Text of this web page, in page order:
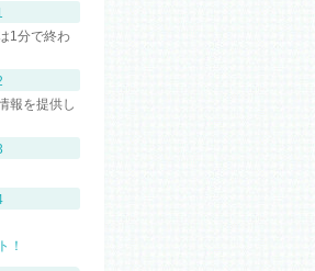
1分で終わ
報を提供し
！